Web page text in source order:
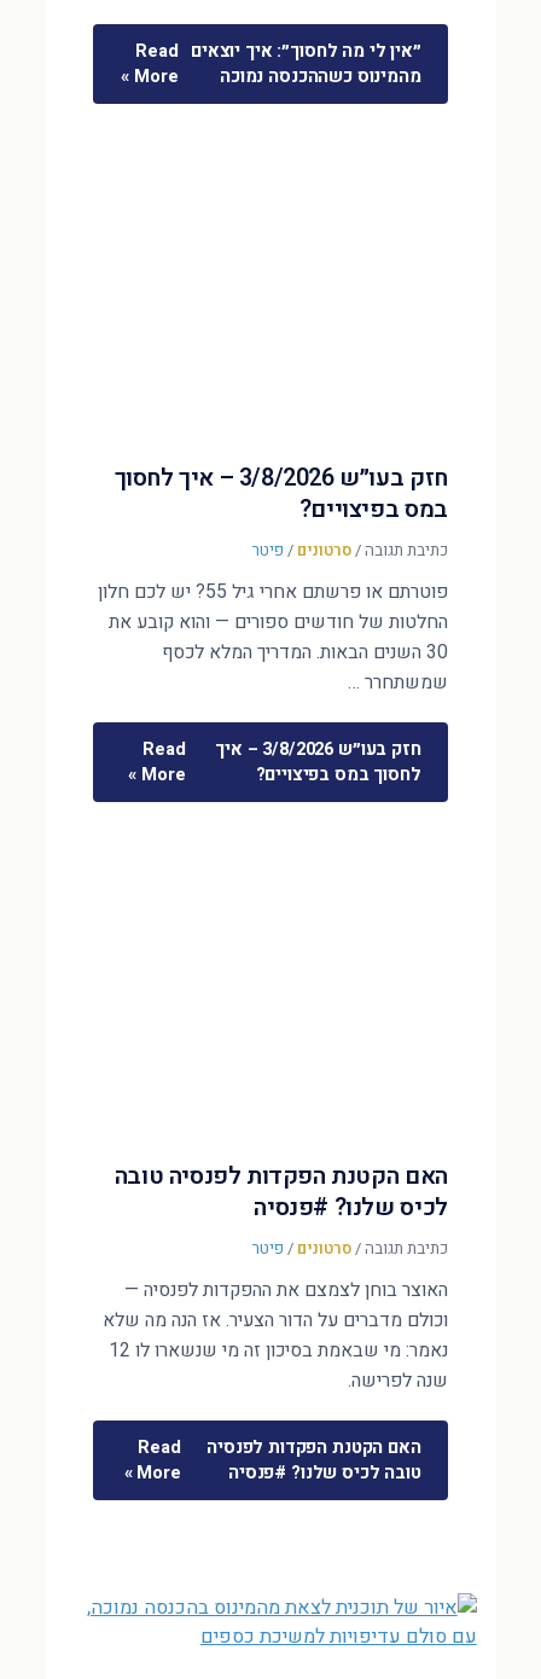
״אין לי מה לחסוך״: איך יוצאים
מהמינוס כשההכנסה נמוכה
Read
More »
חזק בעו״ש 3/8/2026 – איך לחסוך
במס בפיצויים?
כתיבת תגובה/סרטונים / פיטר
פוטרתם או פרשתם אחרי גיל 55? יש לכם חלון
החלטות של חודשים ספורים — והוא קובע את
30 השנים הבאות. המדריך המלא לכסף
שמשתחרר …
חזק בעו״ש 3/8/2026 – איך
לחסוך במס בפיצויים?
Read
More »
האם הקטנת הפקדות לפנסיה טובה
לכיס שלנו? #פנסיה
כתיבת תגובה/סרטונים / פיטר
האוצר בוחן לצמצם את ההפקדות לפנסיה —
וכולם מדברים על הדור הצעיר. אז הנה מה שלא
נאמר: מי שבאמת בסיכון זה מי שנשארו לו 12
שנה לפרישה.
האם הקטנת הפקדות לפנסיה
טובה לכיס שלנו? #פנסיה
Read
More »